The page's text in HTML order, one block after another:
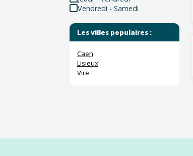
Vendredi - Samedi
Les villes populaires :
Caen
Lisieux
Vire